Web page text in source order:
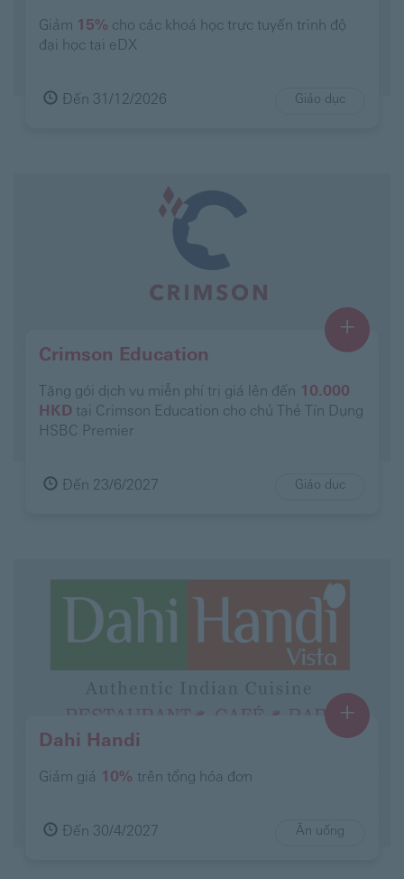
Giảm 15% cho các khoá học trực tuyến trình độ
đại học tại eDX
Đến 31/12/2026 Giáo dục
Crimson Education
Tặng gói dịch vụ miễn phí trị giá lên đến 10.000
HKDtại Crimson Education cho chủ Thẻ Tín Dụng
HSBC Premier
Đến 23/6/2027
+
Giáo dục
Dahi Handi
Giảm giá 10% trên tổng hóa đơn
Đến 30/4/2027
+
Ăn uống